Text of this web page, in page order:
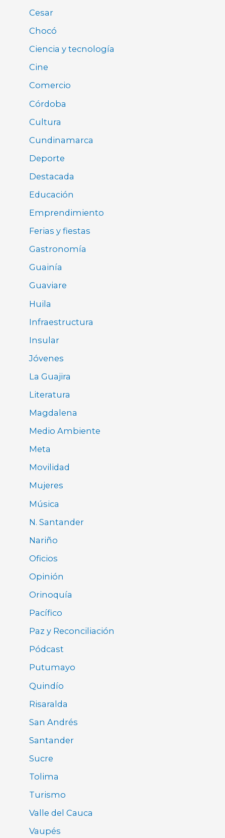
Cesar
Chocó
Ciencia y tecnología
Cine
Comercio
Córdoba
Cultura
Cundinamarca
Deporte
Destacada
Educación
Emprendimiento
Ferias y fiestas
Gastronomía
Guainía
Guaviare
Huila
Infraestructura
Insular
Jóvenes
La Guajira
Literatura
Magdalena
Medio Ambiente
Meta
Movilidad
Mujeres
Música
N. Santander
Nariño
Oficios
Opinión
Orinoquía
Pacífico
Paz y Reconciliación
Pódcast
Putumayo
Quindío
Risaralda
San Andrés
Santander
Sucre
Tolima
Turismo
Valle del Cauca
Vaupés